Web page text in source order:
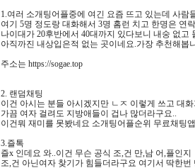
1.여러 소개팅어플중에 여긴 요즘 뜨고 있는데 사람
여기 5명 정도랑 대화해서 3명 홈런 치고 한명은 연
나이대가 20후반에서 40대까지 있다보니 내숭 없고
아직까진 내상입은적 없는 곳이네요.가장 추천해봅
주소는 https://sogae.top
2. 랜덤채팅
이건 아시는 분들 아시겠지만 ㄴㅈ 이렇게 쓰고 대
가끔 여자 걸려도 지방애들이 겁나 많더라구요..
이건뭐 재미를 못봤네요 소개팅어플순위 무료채팅
3.즐톡
즐x 인데요 와..이건 무슨 공식 조,건 만,남 어,플인지
조,건 아닌여자 찾기가 힘들더라구요 여기서 딱한번